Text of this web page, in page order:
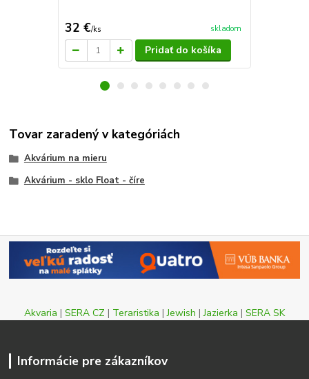
32 €/ks skladom
Pridať do košíka
Tovar zaradený v kategóriách
Akvárium na mieru
Akvárium - sklo Float - číre
Akvaria | SERA CZ | Teraristika |Jewish |Jazierka | SERA SK
Informácie pre zákazníkov